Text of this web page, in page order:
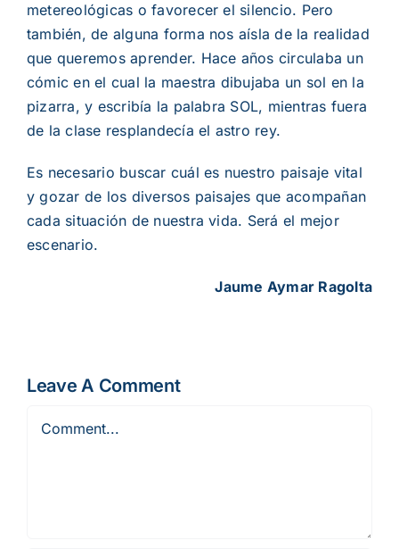
metereológicas o favorecer el silencio. Pero
también, de alguna forma nos aísla de la realidad
que queremos aprender. Hace años circulaba un
cómic en el cual la maestra dibujaba un sol en la
pizarra, y escribía la palabra SOL, mientras fuera
de la clase resplandecía el astro rey.
Es necesario buscar cuál es nuestro paisaje vital
y gozar de los diversos paisajes que acompañan
cada situación de nuestra vida. Será el mejor
escenario.
Jaume Aymar Ragolta
Leave A Comment